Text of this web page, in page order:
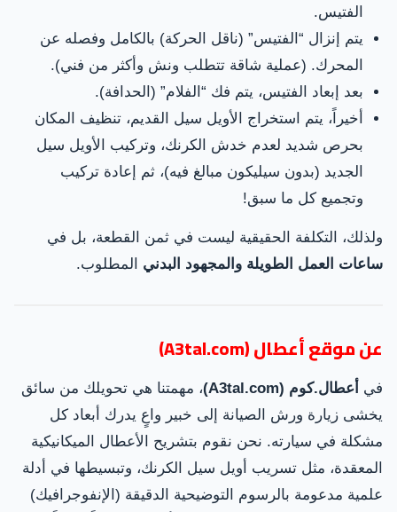
الفتيس.
يتم إنزال “الفتيس” (ناقل الحركة) بالكامل وفصله عن
المحرك. (عملية شاقة تتطلب ونش وأكثر من فني).
بعد إبعاد الفتيس، يتم فك “الفلام” (الحدافة).
أخيراً، يتم استخراج الأويل سيل القديم، تنظيف المكان
بحرص شديد لعدم خدش الكرنك، وتركيب الأويل سيل
الجديد (بدون سيليكون مبالغ فيه)، ثم إعادة تركيب
وتجميع كل ما سبق!
ولذلك، التكلفة الحقيقية ليست في ثمن القطعة، بل في
ساعات العمل الطويلة والمجهود البدني المطلوب.
عن موقع أعطال (A3tal.com)
في أعطال.كوم (A3tal.com)
، مهمتنا هي تحويلك من سائق
يخشى زيارة ورش الصيانة إلى خبير واعٍ يدرك أبعاد كل
مشكلة في سيارته. نحن نقوم بتشريح الأعطال الميكانيكية
المعقدة، مثل تسريب أويل سيل الكرنك، وتبسيطها في أدلة
علمية مدعومة بالرسوم التوضيحية الدقيقة (الإنفوجرافيك)